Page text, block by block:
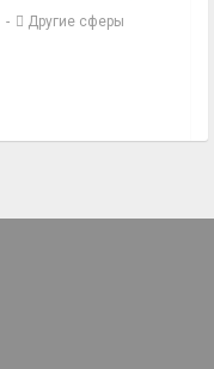
- Другие сферы